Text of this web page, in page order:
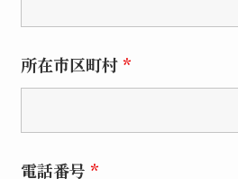
所在市区町村 *
電話番号 *